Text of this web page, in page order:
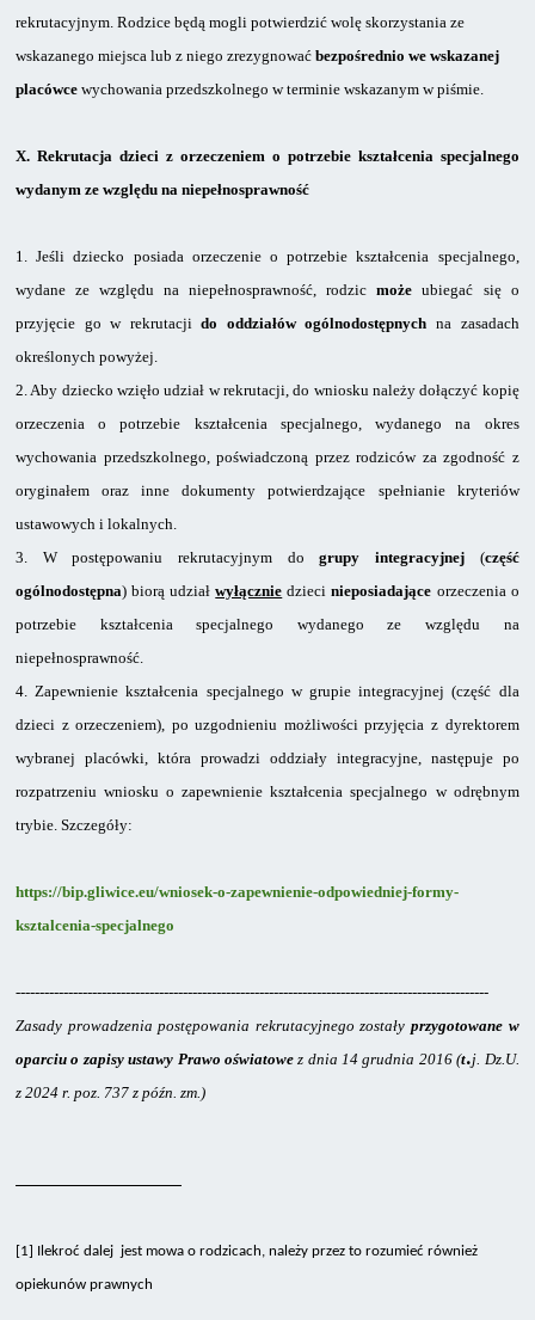
rekrutacyjnym. Rodzice będą mogli potwierdzić wolę skorzystania ze
wskazanego miejsca lub z niego zrezygnować bezpośrednio we wskazanej
placówce wychowania przedszkolnego w terminie wskazanym w piśmie.
X. Rekrutacja dzieci z orzeczeniem o potrzebie kształcenia specjalnego
wydanym ze względu na niepełnosprawność
1.Jeśli dziecko posiada orzeczenie o potrzebie kształcenia specjalnego,
wydane ze względu na niepełnosprawność, rodzicmoże ubiegać się o
przyjęcie go w rekrutacjido oddziałów ogólnodostępnych na zasadach
określonych powyżej.
2.Aby dziecko wzięło udział w rekrutacji, do wniosku należy dołączyć kopię
orzeczenia o potrzebie kształcenia specjalnego, wydanego na okres
wychowania przedszkolnego, poświadczoną przez rodziców za zgodność z
oryginałem oraz inne dokumenty potwierdzające spełnianie kryteriów
ustawowych i lokalnych.
3. W postępowaniu rekrutacyjnym dogrupy integracyjnej (część
ogólnodostępna)biorą udział wyłącznie dziecinieposiadające orzeczenia o
potrzebie kształcenia specjalnego wydanego ze względu na
niepełnosprawność.
4.Zapewnienie kształcenia specjalnego w grupie integracyjnej (część dla
dzieci z orzeczeniem), po uzgodnieniu możliwości przyjęcia z dyrektorem
wybranej placówki, która prowadzi oddziały integracyjne, następuje po
rozpatrzeniu wnioskuo zapewnienie kształcenia specjalnego w odrębnym
trybie. Szczegóły:
https://bip.gliwice.eu/wniosek-o-zapewnienie-odpowiedniej-formy-
ksztalcenia-specjalnego
---------------------------------------------------------------------------------------------------
Zasady prowadzenia postępowania rekrutacyjnego zostały przygotowane w
oparciu o zapisy ustawy Prawo oświatowez dnia 14 grudnia 2016 (t.j. Dz.U.
z 2024 r. poz. 737 z późn. zm.)
[1] Ilekroć dalej jest mowa o rodzicach, należy przez to rozumieć również
opiekunów prawnych